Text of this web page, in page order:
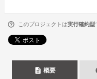
このプロジェクトは実行確約型
description 概要